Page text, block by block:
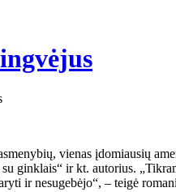
vienas įdomiausių
ginklais“ ir kt. autorius.
ir nesugebėjo“, – teigė